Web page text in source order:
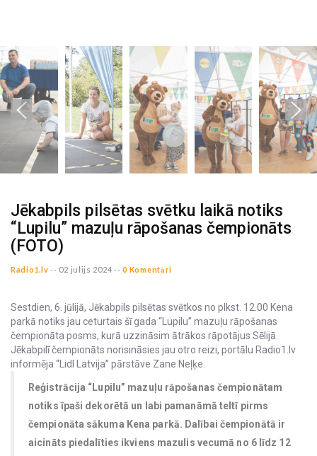
Jēkabpils pilsētas svētku laikā notiks
“Lupilu” mazuļu rāpošanas čempionāts
(FOTO)
Radio1.lv -- 02 julijs 2024 -- 0 Komentāri
Sestdien, 6. jūlijā, Jēkabpils pilsētas svētkos no plkst. 12.00 Kena
parkā notiks jau ceturtais šī gada “Lupilu” mazuļu rāpošanas
čempionāta posms, kurā uzzināsim ātrākos rāpotājus Sēlijā.
Jēkabpilī čempionāts norisināsies jau otro reizi, portālu Radio1.lv
informēja “Lidl Latvija” pārstāve Zane Neļķe.
Reģistrācija “Lupilu” mazuļu rāpošanas čempionātam
notiks īpaši dekorētā un labi pamanāmā teltī pirms
čempionāta sākuma Kena parkā. Dalībai čempionātā ir
aicināts piedalīties ikviens mazulis vecumā no 6 līdz 12